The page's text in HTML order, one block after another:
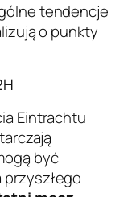
tendencje
o punkty
Eintrachtu
być